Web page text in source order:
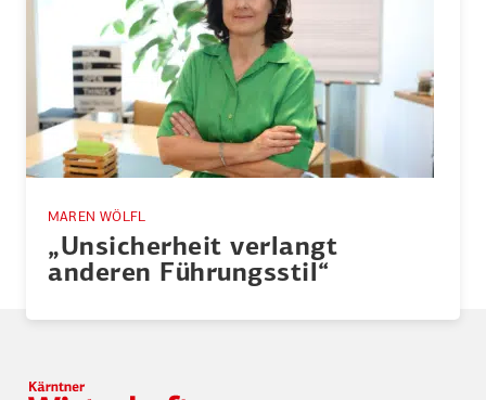
MAREN WÖLFL
„Unsicherheit verlangt
anderen Führungsstil“